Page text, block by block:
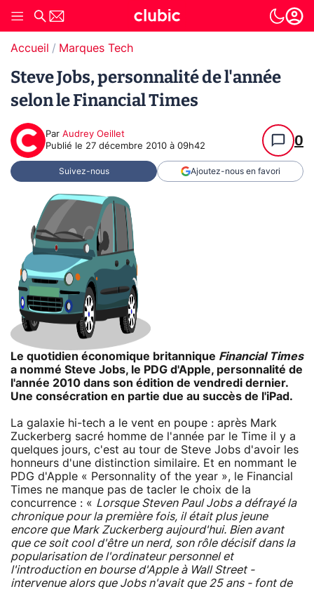
Accueil Marques Tech
Steve Jobs, personnalité de l'année
selon le Financial Times
Par Audrey Oeillet
Publié le 27 décembre 2010 à 09h42 0
Suivez-nous Ajoutez-nous en favori
Le quotidien économique britannique Financial Times
a nommé Steve Jobs, le PDG d'Apple, personnalité de
l'année 2010 dans son édition de vendredi dernier.
Une consécration en partie due au succès de l'iPad.
La galaxie hi-tech a le vent en poupe : après Mark
Zuckerberg sacré homme de l'année par le Time il y a
quelques jours, c'est au tour de Steve Jobs d'avoir les
honneurs d'une distinction similaire. Et en nommant le
PDG d'Apple « Personnality of the year », le Financial
Times ne manque pas de tacler le choix de la
concurrence : « Lorsque Steven Paul Jobs a défrayé la
chronique pour la première fois, il était plus jeune
encore que Mark Zuckerberg aujourd'hui. Bien avant
que ce soit cool d'être un nerd, son rôle décisif dans la
popularisation de l'ordinateur personnel et
l'introduction en bourse d'Apple à Wall Street -
intervenue alors que Jobs n'avait que 25 ans - font de